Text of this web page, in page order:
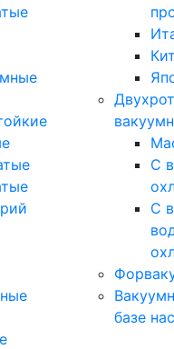
C
C
базе